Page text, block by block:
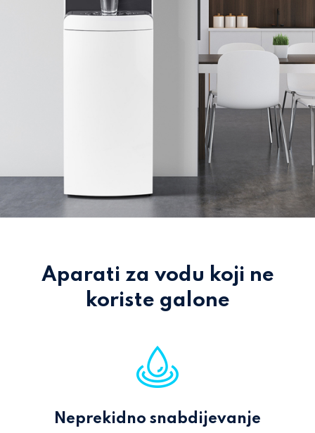
Aparati za vodu koji ne
koriste galone
Neprekidno snabdijevanje